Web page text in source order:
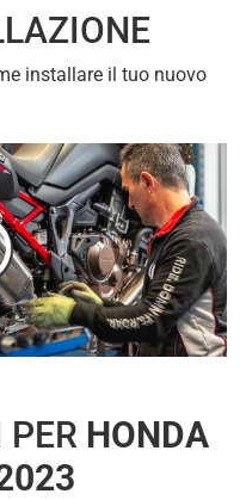
installare il tuo nuovo
PER HONDA